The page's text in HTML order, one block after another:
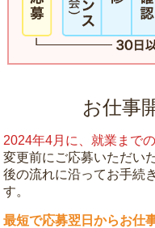
お仕事
2024年4月に、就業まで
変更前にご応募いただい
後の流れに沿ってお手続
す。
最短で応募翌日からお仕